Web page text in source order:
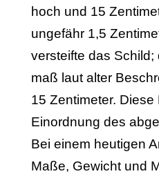
hoch und 15
ungefähr 1,5
versteifte das Schild;
maß laut alter
15 Zentimeter.
Einordnung des
Bei einem heutigen
Maße, Gewicht und